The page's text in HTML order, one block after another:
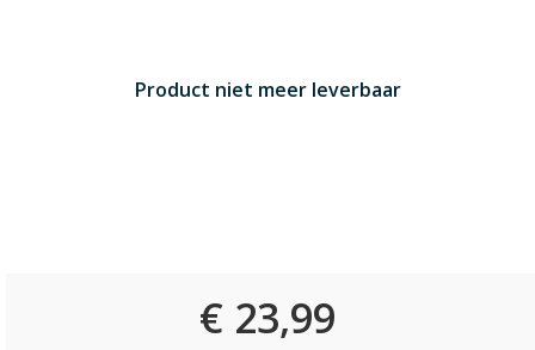
Product niet meer leverbaar
€ 23,99